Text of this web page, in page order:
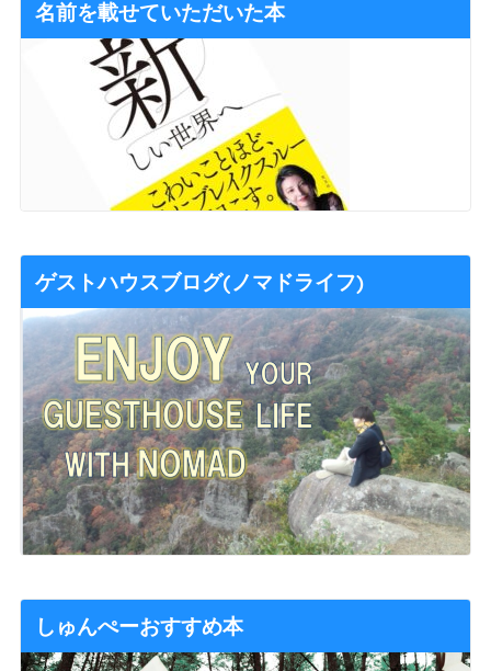
名前を載せていただいた本
ゲストハウスブログ(ノマドライフ)
しゅんぺーおすすめ本